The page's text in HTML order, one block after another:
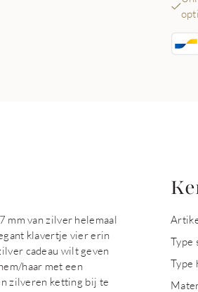
mm van zilver helemaal
klavertje vier erin
cadeau wilt geven
haar met een
zilveren ketting bij te
Type
Type